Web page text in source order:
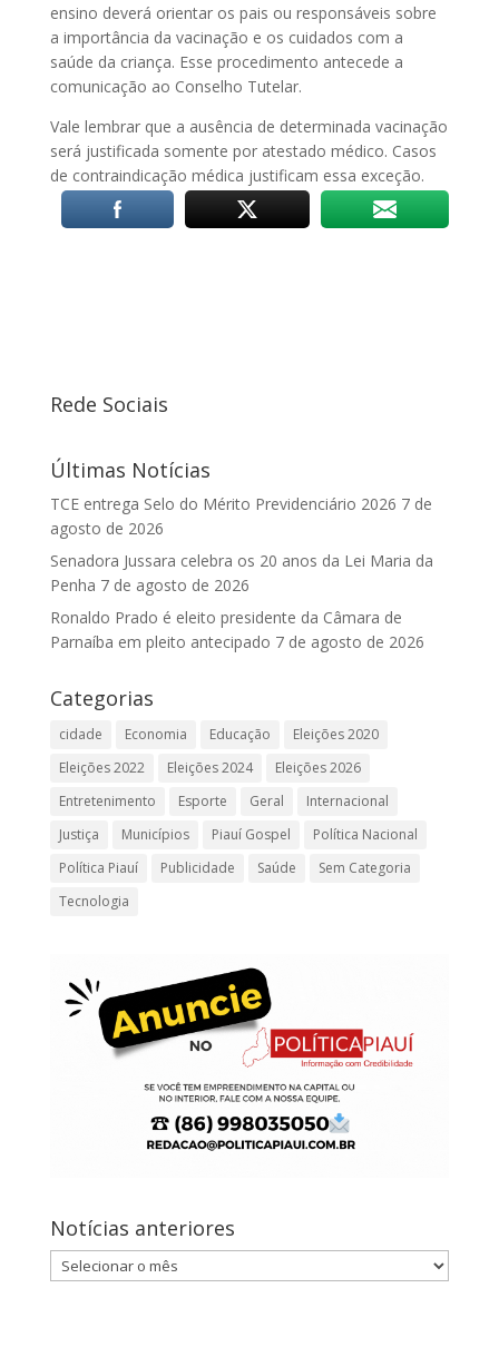
ensino deverá orientar os pais ou responsáveis sobre
a importância da vacinação e os cuidados com a
saúde da criança. Esse procedimento antecede a
comunicação ao Conselho Tutelar.
Vale lembrar que a ausência de determinada vacinação
será justificada somente por atestado médico. Casos
de contraindicação médica justificam essa exceção.
Rede Sociais
Últimas Notícias
TCE entrega Selo do Mérito Previdenciário 2026 7 de
agosto de 2026
Senadora Jussara celebra os 20 anos da Lei Maria da
Penha 7 de agosto de 2026
Ronaldo Prado é eleito presidente da Câmara de
Parnaíba em pleito antecipado 7 de agosto de 2026
Categorias
cidade Economia Educação
Eleições 2020
Eleições 2022
Eleições 2024
Eleições 2026
Entretenimento
Esporte Geral
Internacional
Justiça
Municípios Piauí Gospel
Política Nacional
Política Piauí
Publicidade Saúde
Sem Categoria
Tecnologia
Notícias anteriores
Notícias
anteriores